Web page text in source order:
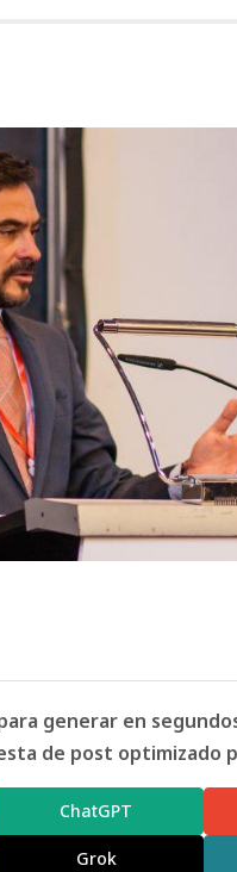
generar en
de post optimizado
ChatGPT
Grok